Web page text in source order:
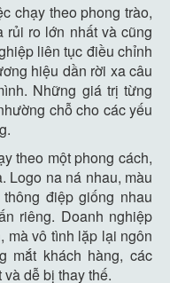
chạy theo phong trào,
rủi ro lớn nhất và cũng
liên tục điều chỉnh
hiệu dần rời xa câu
Những giá trị từng
chỗ cho các yếu
theo một phong cách,
Logo na ná nhau, màu
điệp giống nhau
riêng. Doanh nghiệp
mà vô tình lặp lại ngôn
mắt khách hàng, các
dễ bị thay thế.